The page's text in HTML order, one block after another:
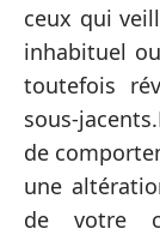
ceux qui
inhabituel
toutefois
sous-
de
une
de votre